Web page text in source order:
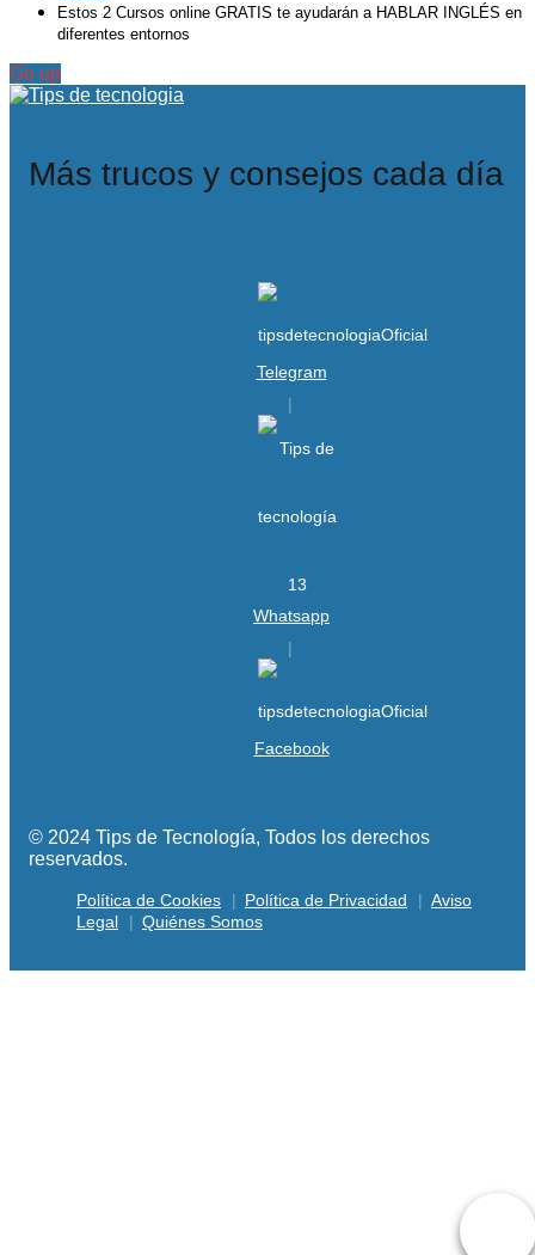
Estos 2 Cursos online GRATIS te ayudarán a HABLAR INGLÉS en
diferentes entornos
Go up
Más trucos y consejos cada día
Telegram
Whatsapp
Facebook
© 2024 Tips de Tecnología, Todos los derechos
reservados.
Política de Cookies Política de Privacidad
Aviso
Legal
Quiénes Somos